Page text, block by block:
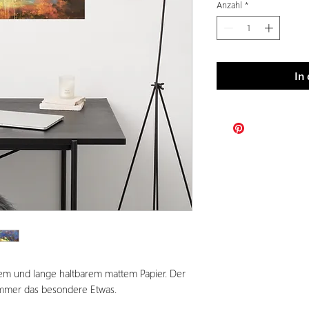
und lange haltbarem mattem Papier. Der
das besondere Etwas.
Anzahl *
In